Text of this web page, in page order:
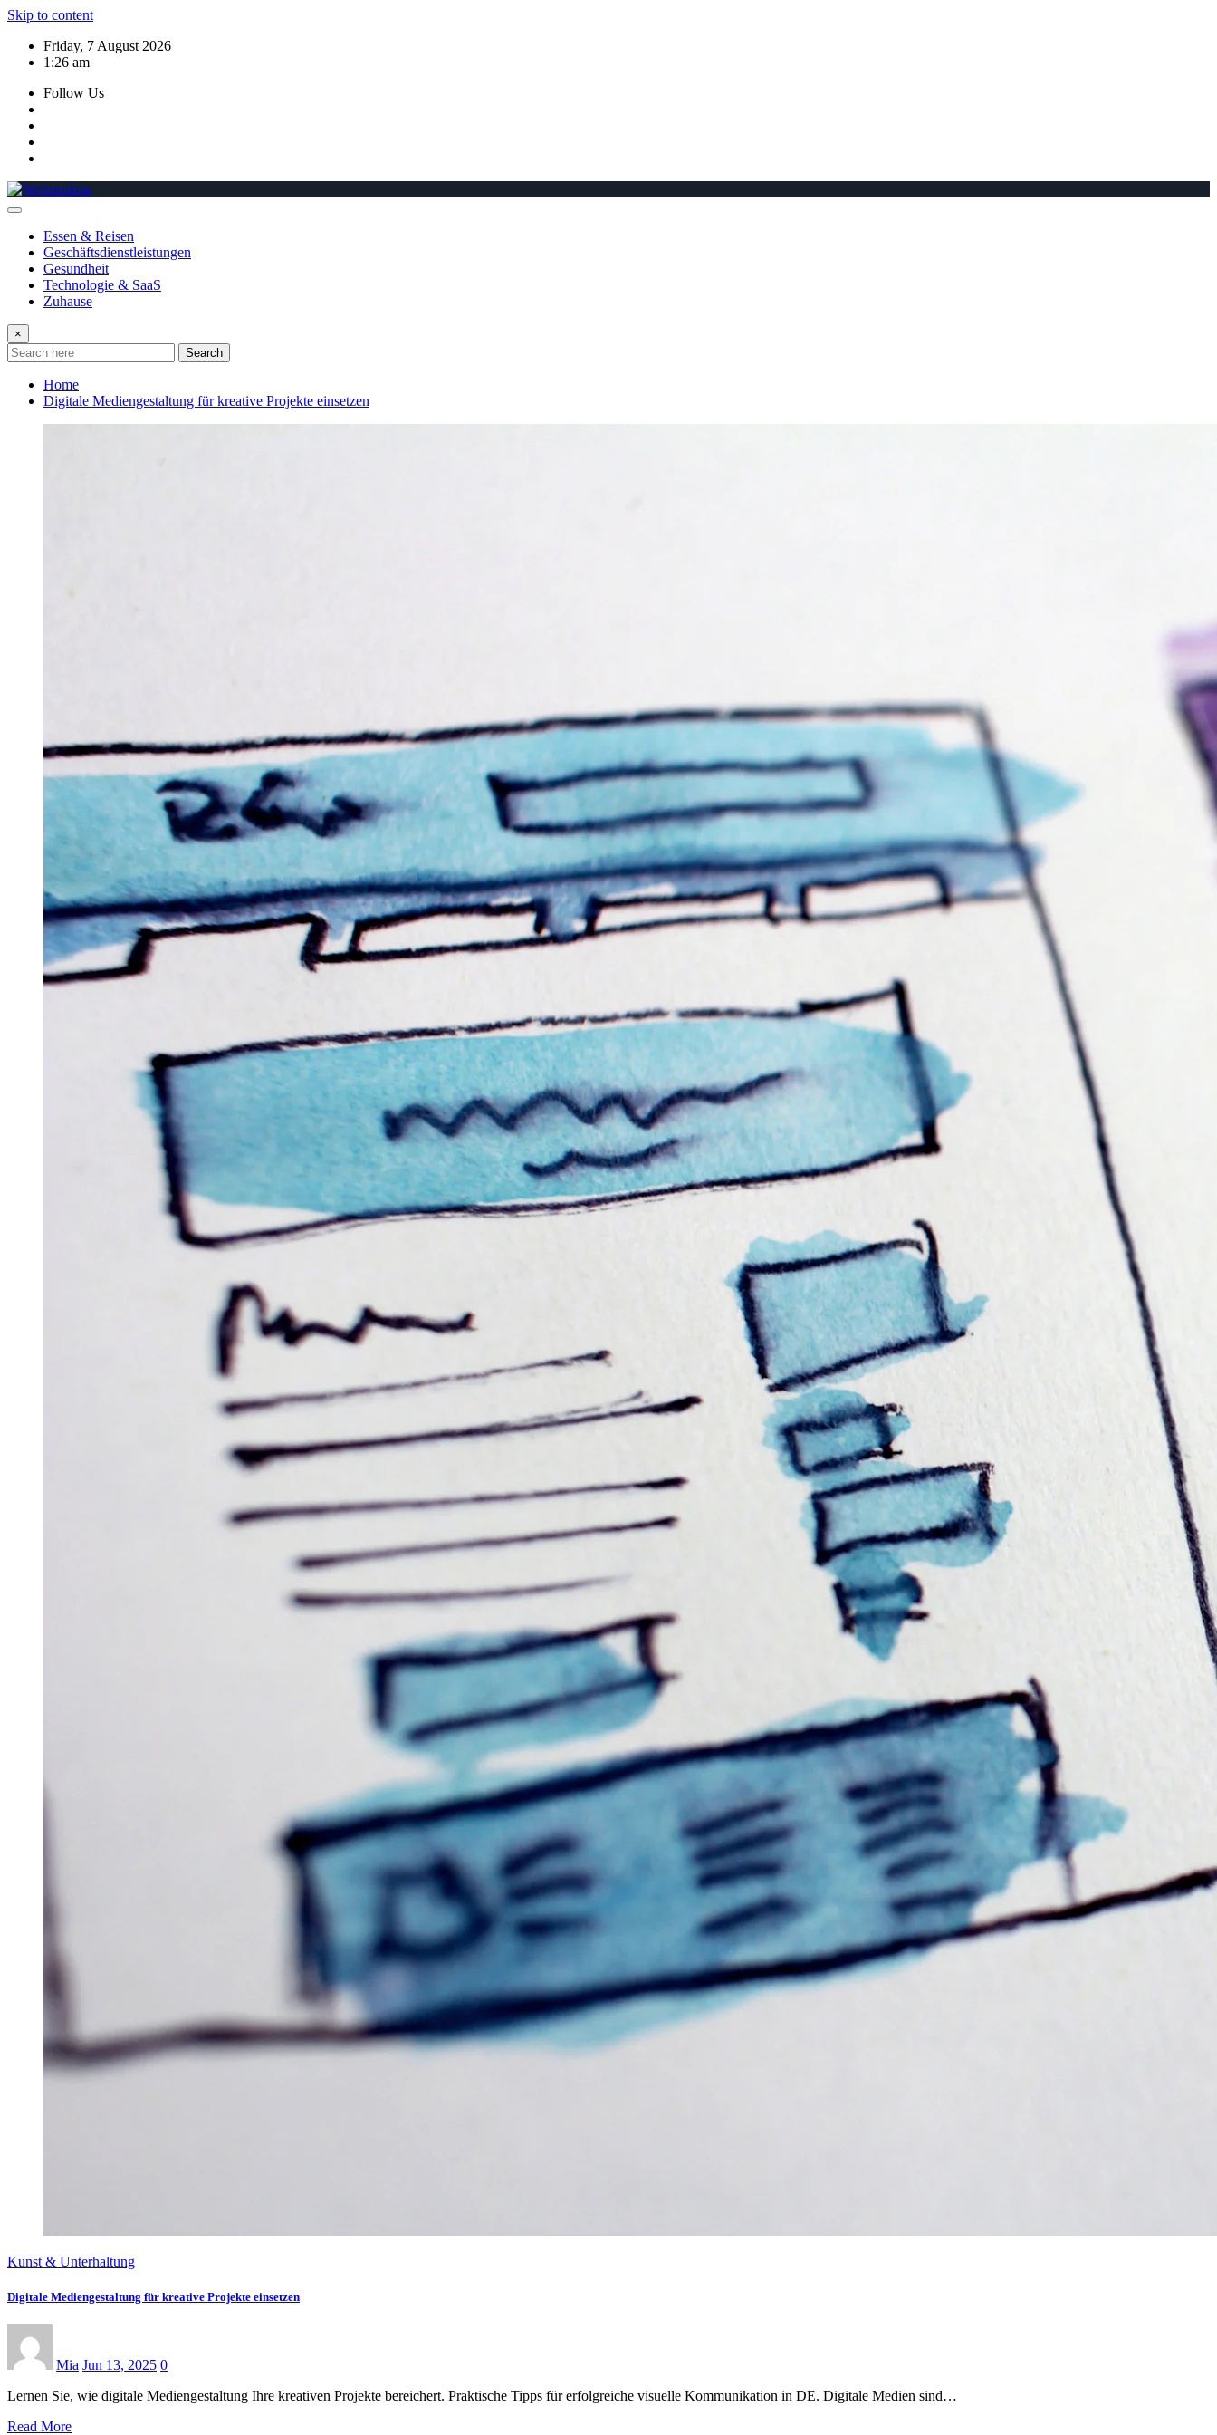
Skip to content
Friday, 7 August 2026
1:26 am
Follow Us
Essen & Reisen
Geschäftsdienstleistungen
Gesundheit
Technologie & SaaS
Zuhause
×
Search
Home
Digitale Mediengestaltung für kreative Projekte einsetzen
Kunst & Unterhaltung
Digitale Mediengestaltung für kreative Projekte einsetzen
Mia Jun 13, 2025 0
Lernen Sie, wie digitale Mediengestaltung Ihre kreativen Projekte bereichert. Praktische Tipps für erfolgreiche visuelle Kommunikation in DE. Digitale Medien sind…
Read More